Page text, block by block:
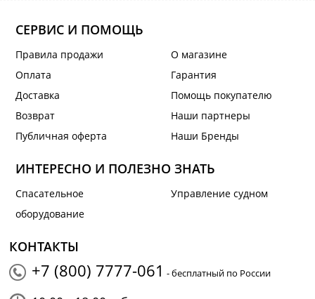
СЕРВИС И ПОМОЩЬ
Правила продажи
Оплата
Доставка
Возврат
Публичная оферта
О магазине
Гарантия
Помощь покупателю
Наши партнеры
Наши Бренды
ИНТЕРЕСНО И ПОЛЕЗНО ЗНАТЬ
Спасательное
оборудование
Управление судном
КОНТАКТЫ
+7 (800) 7777-061 - бесплатный по России